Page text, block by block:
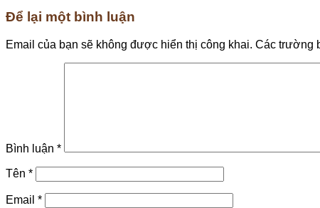
Để lại một bình luận
Email của bạn sẽ không được hiển thị công khai. Các trường
Bình luận *
Tên *
Email *